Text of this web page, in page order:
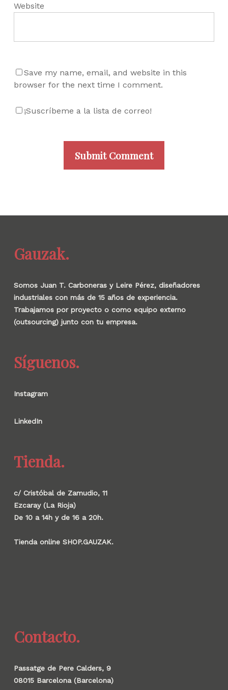
Website
Save my name, email, and website in this
browser for the next time I comment.
¡Suscríbeme a la lista de correo!
Gauzak.
Somos Juan T. Carboneras y Leire Pérez, diseñadores
industriales con más de 15 años de experiencia.
Trabajamos por proyecto o como equipo externo
(outsourcing) junto con tu empresa.
Síguenos.
Instagram
LinkedIn
Tienda.
c/ Cristóbal de Zamudio, 11
Ezcaray (La Rioja)
De 10 a 14h y de 16 a 20h.
Tienda online SHOP.GAUZAK.
Contacto.
Passatge de Pere Calders, 9
08015 Barcelona (Barcelona)